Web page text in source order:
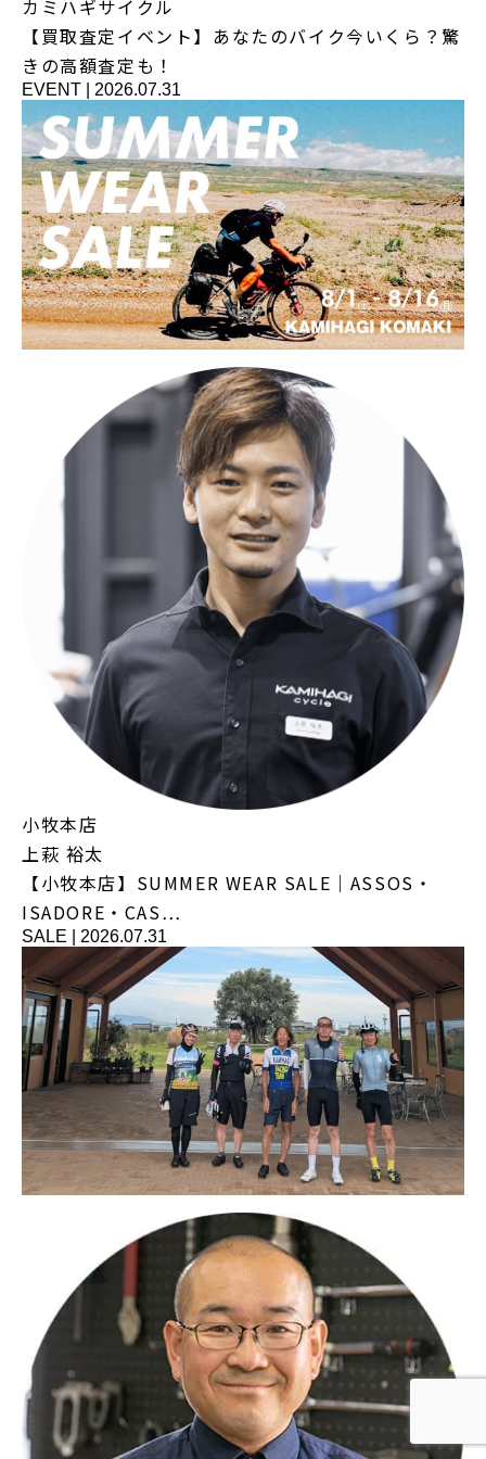
カミハギサイクル
【買取査定イベント】あなたのバイク今いくら？驚
きの高額査定も！
EVENT 2026.07.31
小牧本店
上萩 裕太
【小牧本店】SUMMER WEAR SALE｜ASSOS・
ISADORE・CAS…
SALE 2026.07.31